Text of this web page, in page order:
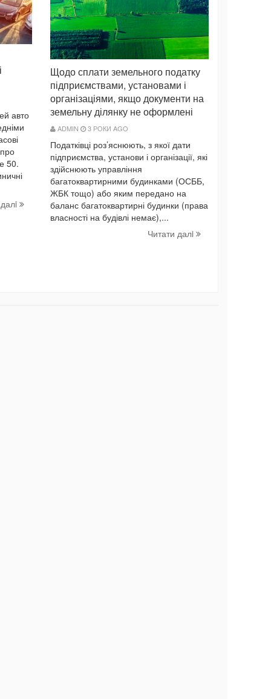
авто
50.
Щодо сплати земельного податку
підприємствами, установами і
організаціями, якщо документи на
земельну ділянку не оформлені
ADMIN 3 РОКИ AGO
Податківці роз’яснюють, з якої дати
підприємства, установи і організації, які
здійснюють управління
багатоквартирними будинками (ОСББ,
ЖБК тощо) або яким передано на
баланс багатоквартирні будинки (права
власності на будівлі немає),...
Читати далi